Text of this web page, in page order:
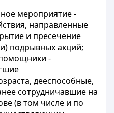
мероприятие -
направленные
и пресечение
подрывных акций;
-
дееспособные,
сотрудничавшие на
(в том числе и по